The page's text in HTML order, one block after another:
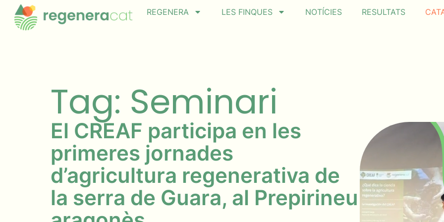
REGENERA LES FINQUES NOTÍCIES RESULTATS
Tag: Seminari
El CREAF participa en les
primeres jornades
d’agricultura regenerativa de
la serra de Guara, al Prepirineu